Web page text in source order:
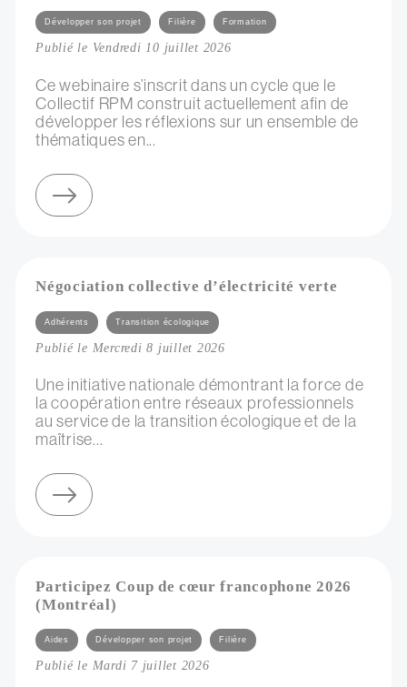
Catégories
Développer son projet Filière Formation
Publié le Vendredi 10 juillet 2026
Ce webinaire s’inscrit dans un cycle que le
Collectif RPM construit actuellement afin de
développer les réflexions sur un ensemble de
thématiques en...
Négociation collective d’électricité verte
Catégories
Adhérents Transition écologique
Publié le Mercredi 8 juillet 2026
Une initiative nationale démontrant la force de
la coopération entre réseaux professionnels
au service de la transition écologique et de la
maîtrise...
Participez Coup de cœur francophone 2026
(Montréal)
Catégories
Aides Développer son projet Filière
Publié le Mardi 7 juillet 2026